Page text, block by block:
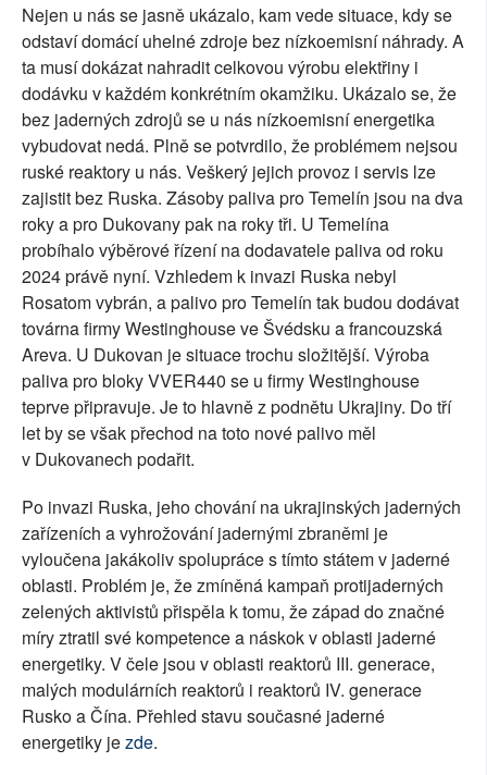
Nejen u nás se jasně ukázalo, kam vede situace, kdy se
odstaví domácí uhelné zdroje bez nízkoemisní náhrady. A
ta musí dokázat nahradit celkovou výrobu elektřiny i
dodávku v každém konkrétním okamžiku. Ukázalo se, že
bez jaderných zdrojů se u nás nízkoemisní energetika
vybudovat nedá. Plně se potvrdilo, že problémem nejsou
ruské reaktory u nás. Veškerý jejich provoz i servis lze
zajistit bez Ruska. Zásoby paliva pro Temelín jsou na dva
roky a pro Dukovany pak na roky tři. U Temelína
probíhalo výběrové řízení na dodavatele paliva od roku
2024 právě nyní. Vzhledem k invazi Ruska nebyl
Rosatom vybrán, a palivo pro Temelín tak budou dodávat
továrna firmy Westinghouse ve Švédsku a francouzská
Areva. U Dukovan je situace trochu složitější. Výroba
paliva pro bloky VVER440 se u firmy Westinghouse
teprve připravuje. Je to hlavně z podnětu Ukrajiny. Do tří
let by se však přechod na toto nové palivo měl
v Dukovanech podařit.
Po invazi Ruska, jeho chování na ukrajinských jaderných
zařízeních a vyhrožování jadernými zbraněmi je
vyloučena jakákoliv spolupráce s tímto státem v jaderné
oblasti. Problém je, že zmíněná kampaň protijaderných
zelených aktivistů přispěla k tomu, že západ do značné
míry ztratil své kompetence a náskok v oblasti jaderné
energetiky. V čele jsou v oblasti reaktorů III. generace,
malých modulárních reaktorů i reaktorů IV. generace
Rusko a Čína. Přehled stavu současné jaderné
energetiky jezde.